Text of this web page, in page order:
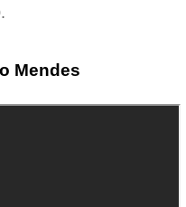
Mendes